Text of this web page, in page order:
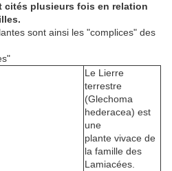
cités plusieurs fois en relation
sont ainsi les "complices" des
Le Lierre
terrestre
(Glechoma
hederacea) est
une
plante vivace de
la famille des
Lamiacées.